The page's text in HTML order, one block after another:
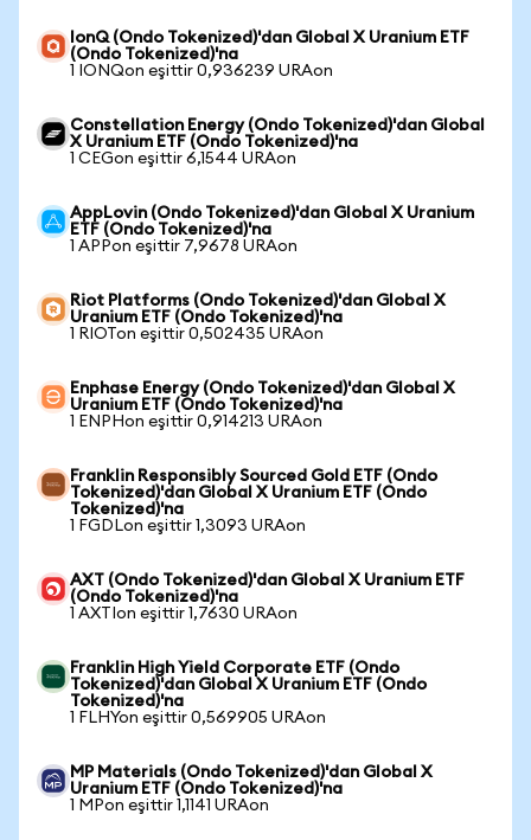
IonQ (Ondo Tokenized)'dan Global X Uranium ETF
(Ondo Tokenized)'na
1 IONQon eşittir 0,936239 URAon
Constellation Energy (Ondo Tokenized)'dan Global
X Uranium ETF (Ondo Tokenized)'na
1 CEGon eşittir 6,1544 URAon
AppLovin (Ondo Tokenized)'dan Global X Uranium
ETF (Ondo Tokenized)'na
1 APPon eşittir 7,9678 URAon
Riot Platforms (Ondo Tokenized)'dan Global X
Uranium ETF (Ondo Tokenized)'na
1 RIOTon eşittir 0,502435 URAon
Enphase Energy (Ondo Tokenized)'dan Global X
Uranium ETF (Ondo Tokenized)'na
1 ENPHon eşittir 0,914213 URAon
Franklin Responsibly Sourced Gold ETF (Ondo
Tokenized)'dan Global X Uranium ETF (Ondo
Tokenized)'na
1 FGDLon eşittir 1,3093 URAon
AXT (Ondo Tokenized)'dan Global X Uranium ETF
(Ondo Tokenized)'na
1 AXTIon eşittir 1,7630 URAon
Franklin High Yield Corporate ETF (Ondo
Tokenized)'dan Global X Uranium ETF (Ondo
Tokenized)'na
1 FLHYon eşittir 0,569905 URAon
MP Materials (Ondo Tokenized)'dan Global X
Uranium ETF (Ondo Tokenized)'na
1 MPon eşittir 1,1141 URAon